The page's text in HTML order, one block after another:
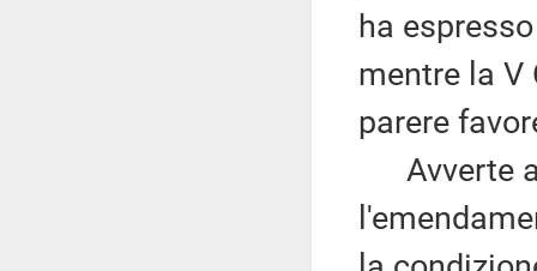
ha
mentre la V
parere
Avverte